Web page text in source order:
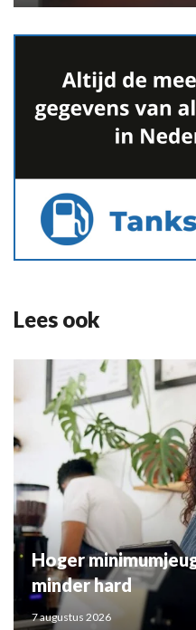
Lees ook
Hoger
minder hard
7 augustus 2026